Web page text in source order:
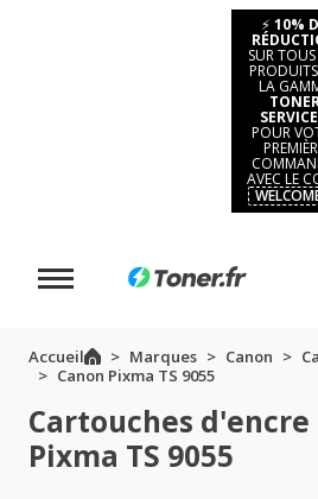
⚡ 10%
SUR TOUS
LA
POUR
AVEC LE
Accueil Marques Canon
Canon Pixma TS 9055
Cartouches d'encre
Pixma TS 9055